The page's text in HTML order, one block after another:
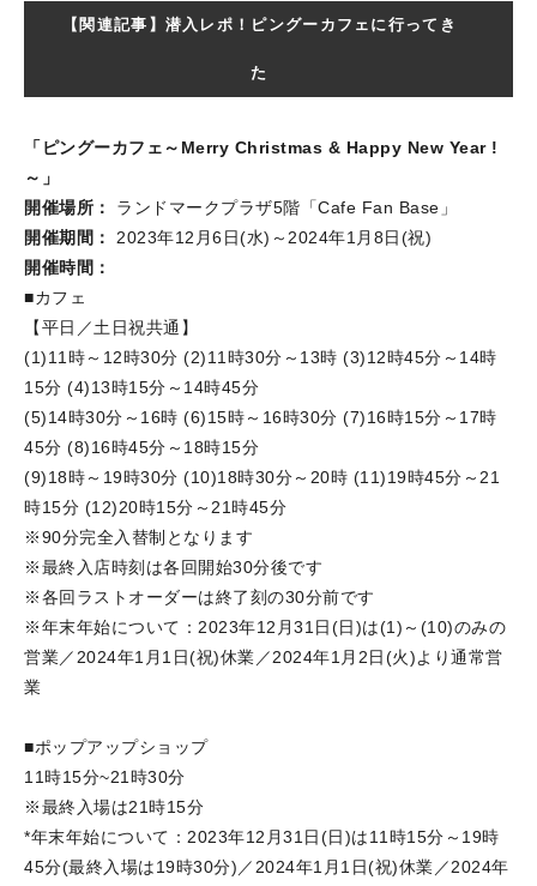
【関連記事】潜入レポ！ピングーカフェに行ってき
た
「ピングーカフェ～Merry Christmas & Happy New Year !
～」
開催場所：
ランドマークプラザ5階「Cafe Fan Base」
開催期間：
2023年12月6日(水)～2024年1月8日(祝)
開催時間：
■カフェ
【平日／土日祝共通】
(1)11時～12時30分 (2)11時30分～13時 (3)12時45分～14時
15分 (4)13時15分～14時45分
(5)14時30分～16時 (6)15時～16時30分 (7)16時15分～17時
45分 (8)16時45分～18時15分
(9)18時～19時30分 (10)18時30分～20時 (11)19時45分～21
時15分 (12)20時15分～21時45分
※90分完全入替制となります
※最終入店時刻は各回開始30分後です
※各回ラストオーダーは終了刻の30分前です
※年末年始について：2023年12月31日(日)は(1)～(10)のみの
営業／2024年1月1日(祝)休業／2024年1月2日(火)より通常営
業
■ポップアップショップ
11時15分~21時30分
※最終入場は21時15分
*年末年始について：2023年12月31日(日)は11時15分～19時
45分(最終入場は19時30分)／2024年1月1日(祝)休業／2024年